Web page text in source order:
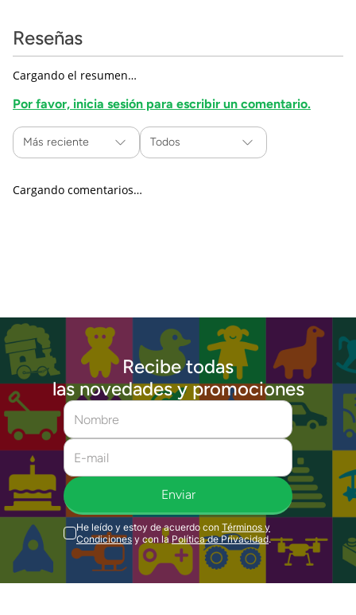
Reseñas
Cargando el resumen…
Por favor, inicia sesión para escribir un comentario.
Más reciente Todos
Cargando comentarios…
Recibe todas
las novedades y promociones
Enviar
He leído y estoy de acuerdo con Términos y
Condiciones y con la Política de Privacidad.